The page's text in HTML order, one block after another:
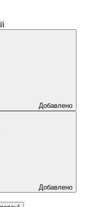
Добавлено
Добавлено